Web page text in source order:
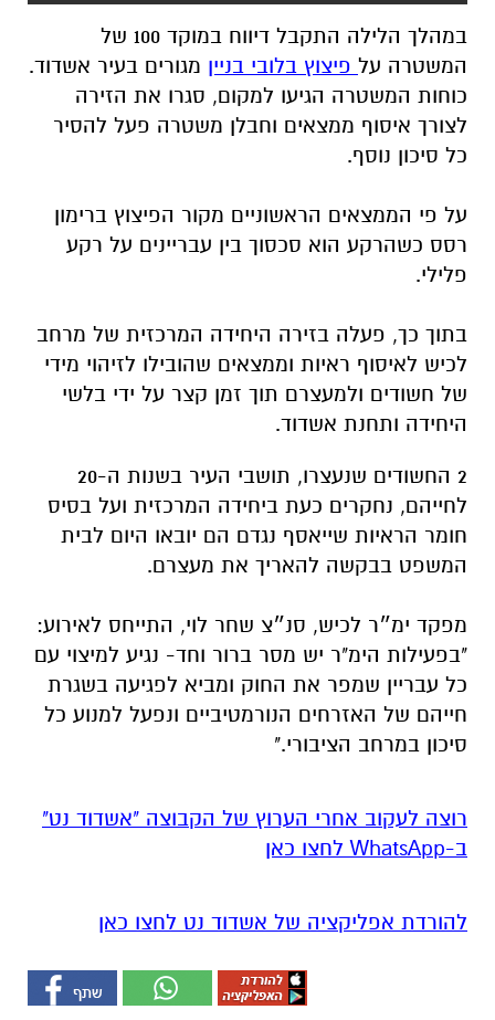
במהלך הלילה התקבל דיווח במוקד 100 של
המשטרה על פיצוץ בלובי בניין מגורים בעיר אשדוד.
כוחות המשטרה הגיעו למקום, סגרו את הזירה
לצורך איסוף ממצאים וחבלן משטרה פעל להסיר
כל סיכון נוסף.
על פי הממצאים הראשוניים מקור הפיצוץ ברימון
רסס כשהרקע הוא סכסוך בין עבריינים על רקע
פלילי.
בתוך כך, פעלה בזירה היחידה המרכזית של מרחב
לכיש לאיסוף ראיות וממצאים שהובילו לזיהוי מידי
של חשודים ולמעצרם תוך זמן קצר על ידי בלשי
היחידה ותחנת אשדוד.
2 החשודים שנעצרו, תושבי העיר בשנות ה-20
לחייהם, נחקרים כעת ביחידה המרכזית ועל בסיס
חומר הראיות שייאסף נגדם הם יובאו היום לבית
המשפט בבקשה להאריך את מעצרם.
מפקד ימ״ר לכיש, סנ״צ שחר לוי, התייחס לאירוע:
"בפעילות הימ"ר יש מסר ברור וחד- נגיע למיצוי עם
כל עבריין שמפר את החוק ומביא לפגיעה בשגרת
חייהם של האזרחים הנורמטיביים ונפעל למנוע כל
סיכון במרחב הציבורי."
רוצה לעקוב אחרי הערוץ של הקבוצה "אשדוד נט"
ב-WhatsApp לחצו כאן
להורדת אפליקציה של אשדוד נט לחצו כאן